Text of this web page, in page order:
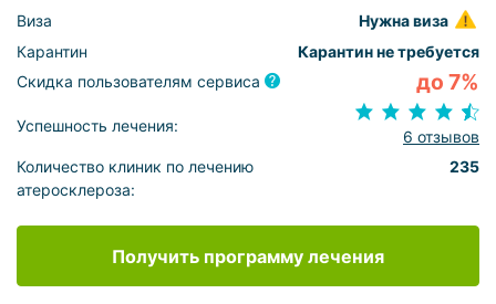
Виза
Нужна виза
Карантин
Карантин не требуется
Скидка пользователям сервиса
до 7%
Успешность лечения:
6 отзывов
Количество клиник по лечению
атеросклероза:
235
Получить программу лечения